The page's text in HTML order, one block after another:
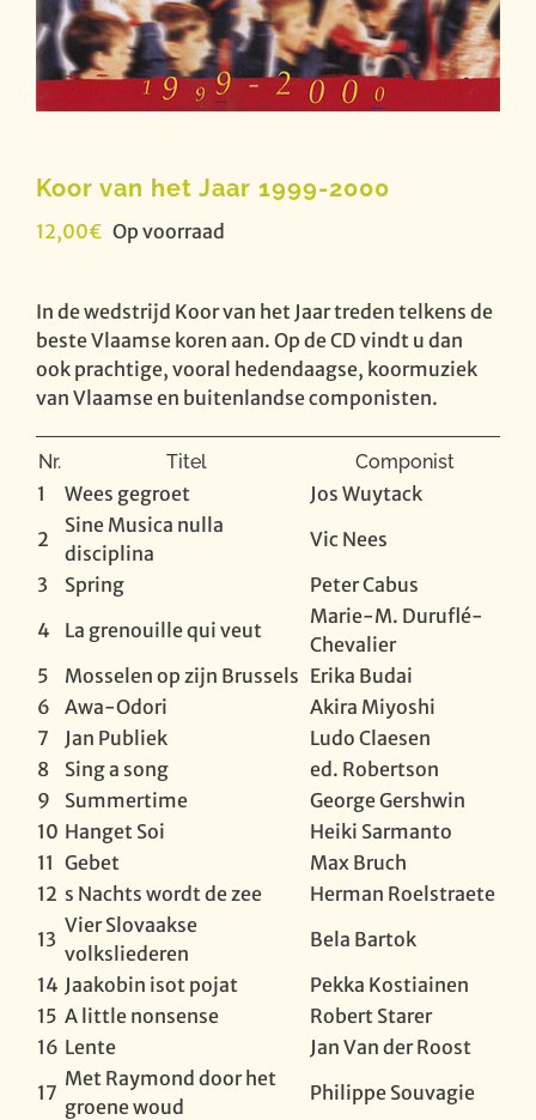
Koor van het Jaar 1999-2000
12,00€ Op voorraad
In de wedstrijd Koor van het Jaar treden telkens de
beste Vlaamse koren aan. Op de CD vindt u dan
ook prachtige, vooral hedendaagse, koormuziek
van Vlaamse en buitenlandse componisten.
Nr. Titel Componist
1 Wees gegroet
Jos Wuytack
2
Sine Musica nulla
disciplina
Vic Nees
3
Spring
Peter Cabus
4
La grenouille qui veut
Marie-M. Duruflé-
Chevalier
5
Mosselen op zijn Brussels Erika Budai
6
Awa-Odori
Akira Miyoshi
7
Jan Publiek
Ludo Claesen
8
Sing a song
ed. Robertson
9
Summertime
George Gershwin
10 Hanget Soi
Heiki Sarmanto
11 Gebet
Max Bruch
12 s Nachts wordt de zee
Herman Roelstraete
13
Vier Slovaakse
volksliederen
Bela Bartok
14 Jaakobin isot pojat
Pekka Kostiainen
15 A little nonsense
Robert Starer
16 Lente
Jan Van der Roost
17
Met Raymond door het
groene woud
Philippe Souvagie